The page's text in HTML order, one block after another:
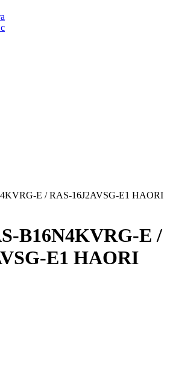
E / RAS-16J2AVSG-E1 HAORI
B16N4KVRG-E /
E1 HAORI